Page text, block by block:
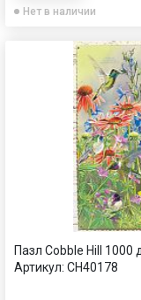
Нет в наличии
Пазл Cobble Hill 1000
Артикул: CH40178